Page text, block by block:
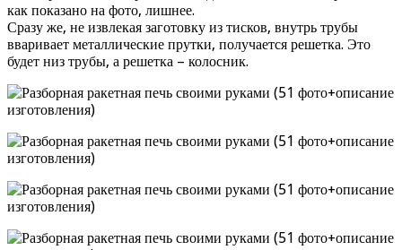
как показано на фото, лишнее.
Сразу же, не извлекая заготовку из тисков, внутрь трубы
вваривает металлические прутки, получается решетка. Это
будет низ трубы, а решетка – колосник.